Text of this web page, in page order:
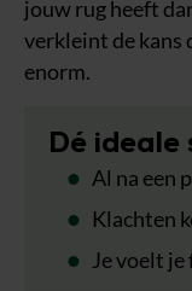
jouw rug heeft
verkleint de
enorm.
Dé ideale
Al na een
Klachten
Je voelt